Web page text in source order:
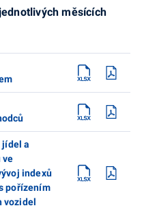
měsících
jídel a
ve
indexů
pořízením
vozidel